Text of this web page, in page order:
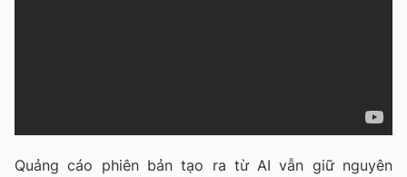
Quảng cáo phiên bản tạo ra từ AI vẫn giữ nguyên